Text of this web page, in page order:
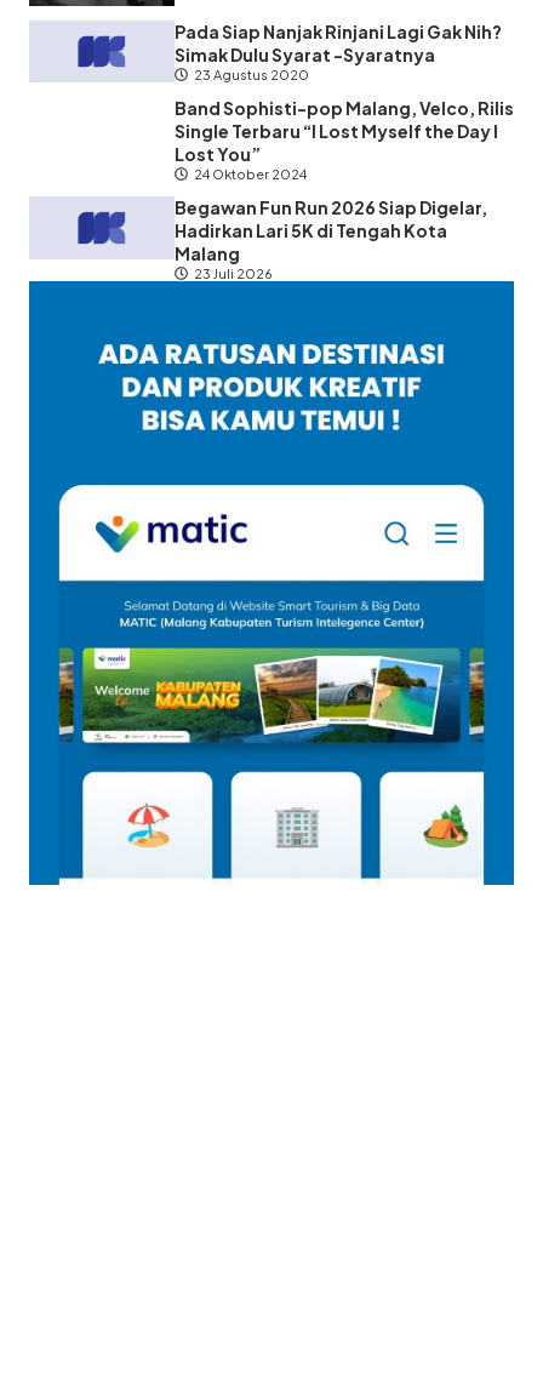
Pada Siap Nanjak Rinjani Lagi Gak Nih?
Simak Dulu Syarat -Syaratnya
23 Agustus 2020
Band Sophisti-pop Malang, Velco, Rilis
Single Terbaru “I Lost Myself the Day I
Lost You”
24 Oktober 2024
Begawan Fun Run 2026 Siap Digelar,
Hadirkan Lari 5K di Tengah Kota
Malang
23 Juli 2026